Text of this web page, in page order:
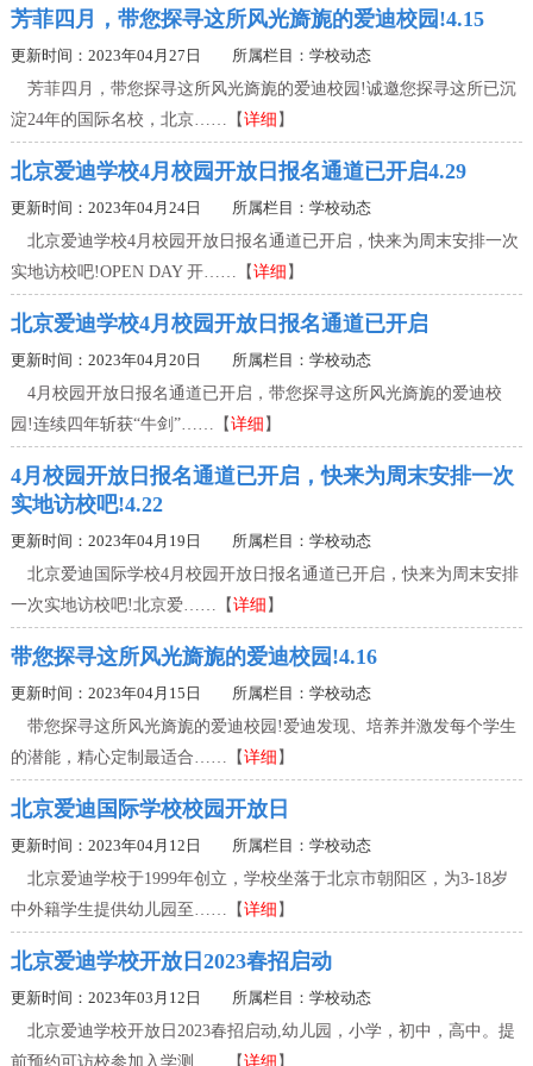
芳菲四月，带您探寻这所风光旖旎的爱迪校园!4.15
更新时间：2023年04月27日 所属栏目： 学校动态
芳菲四月，带您探寻这所风光旖旎的爱迪校园!诚邀您探寻这所已沉
淀24年的国际名校，北京……【详细 】
北京爱迪学校4月校园开放日报名通道已开启4.29
更新时间：2023年04月24日 所属栏目： 学校动态
北京爱迪学校4月校园开放日报名通道已开启，快来为周末安排一次
实地访校吧!OPEN DAY 开……【详细 】
北京爱迪学校4月校园开放日报名通道已开启
更新时间：2023年04月20日 所属栏目： 学校动态
4月校园开放日报名通道已开启，带您探寻这所风光旖旎的爱迪校
园!连续四年斩获“牛剑”……【详细 】
4月校园开放日报名通道已开启，快来为周末安排一次
实地访校吧!4.22
更新时间：2023年04月19日 所属栏目： 学校动态
北京爱迪国际学校4月校园开放日报名通道已开启，快来为周末安排
一次实地访校吧!北京爱……【详细 】
带您探寻这所风光旖旎的爱迪校园!4.16
更新时间：2023年04月15日 所属栏目： 学校动态
带您探寻这所风光旖旎的爱迪校园!爱迪发现、培养并激发每个学生
的潜能，精心定制最适合……【详细 】
北京爱迪国际学校校园开放日
更新时间：2023年04月12日 所属栏目： 学校动态
北京爱迪学校于1999年创立，学校坐落于北京市朝阳区，为3-18岁
中外籍学生提供幼儿园至……【详细 】
北京爱迪学校开放日2023春招启动
更新时间：2023年03月12日 所属栏目： 学校动态
北京爱迪学校开放日2023春招启动,幼儿园，小学，初中，高中。提
前预约可访校参加入学测……【详细 】